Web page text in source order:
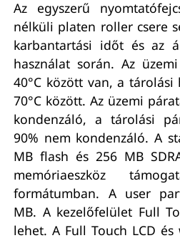
Az egyszerű
nélküli platen roller csere
karbantartási időt és az
használat során. Az
40°C között van, a tárolási
70°C között. Az üzemi
kondenzáló, a tárolási
90% nem kondenzáló. A
MB flash és 256 MB
memóriaeszköz
formátumban. A user
MB. A kezelőfelület Full
lehet. A Full Touch LCD